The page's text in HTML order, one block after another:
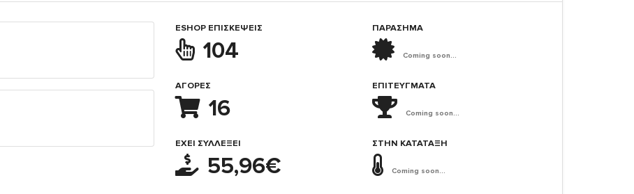
ESHOP ΕΠΙΣΚΈΨΕΙΣ
104
ΑΓΟΡΈΣ
16
ΈΧΕΙ ΣΥΛΛΈΞΕΙ
55,96€
ΠΑΡΑΣΗΜΑ
Coming soon...
ΕΠΙΤΕΎΓΜΑΤΑ
Coming soon...
ΣΤΗΝ ΚΑΤΆΤΑΞΗ
Coming soon...